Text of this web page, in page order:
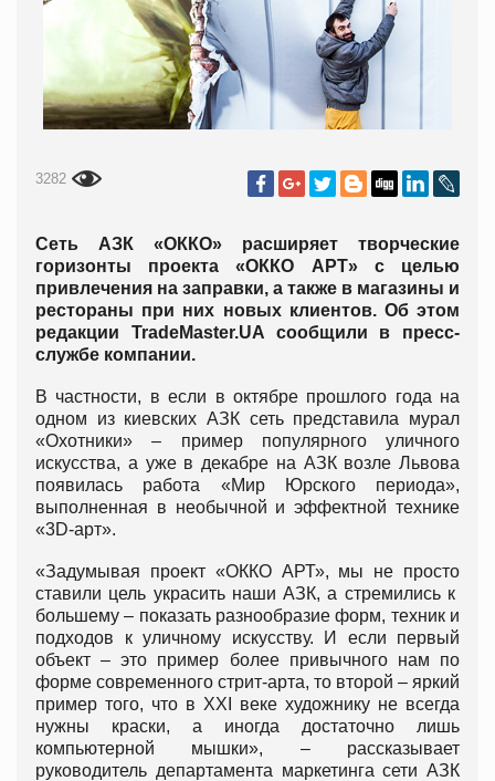
3282
Сеть АЗК «ОККО» расширяет творческие
горизонты проекта «ОККО АРТ» с целью
привлечения на заправки, а также в магазины и
рестораны при них новых клиентов. Об этом
редакции TradeMaster.UA сообщили в пресс-
службе компании.
В частности, в если в октябре прошлого года на
одном из киевских АЗК сеть представила мурал
«Охотники» – пример популярного уличного
искусства, а уже в декабре на АЗК возле Львова
появилась работа «Мир Юрского периода»,
выполненная в необычной и эффектной технике
«3D-арт».
«Задумывая проект «ОККО АРТ», мы не просто
ставили цель украсить наши АЗК, а стремились к
большему – показать разнообразие форм, техник и
подходов к уличному искусству. И если первый
объект – это пример более привычного нам по
форме современного стрит-арта, то второй – яркий
пример того, что в ХХІ веке художнику не всегда
нужны краски, а иногда достаточно лишь
компьютерной мышки», – рассказывает
руководитель департамента маркетинга сети АЗК